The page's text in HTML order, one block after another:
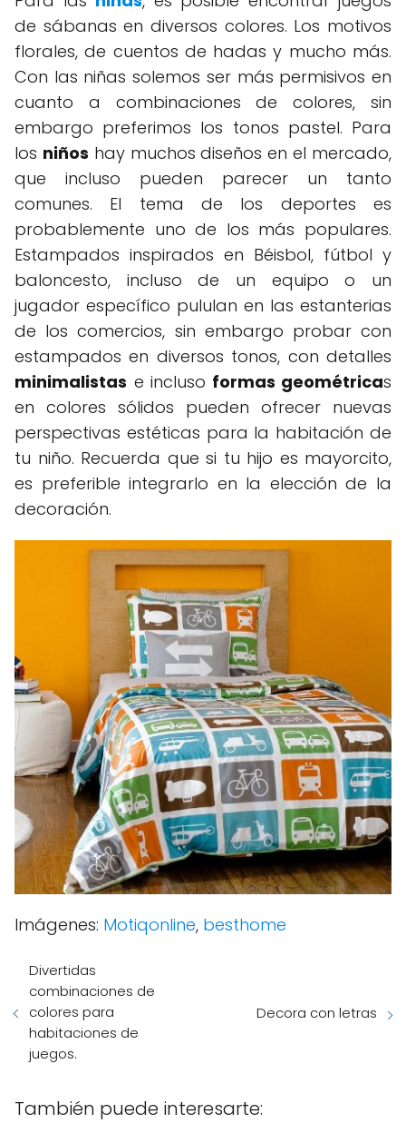
de sábanas en diversos colores. Los motivos
florales, de cuentos de hadas y mucho más.
Con las niñas solemos ser más permisivos en
cuanto a combinaciones de colores, sin
embargo preferimos los tonos pastel. Para
los niños hay muchos diseños en el mercado,
que incluso pueden parecer un tanto
comunes. El tema de los deportes es
probablemente uno de los más populares.
Estampados inspirados en Béisbol, fútbol y
baloncesto, incluso de un equipo o un
jugador específico pululan en las estanterias
de los comercios, sin embargo probar con
estampados en diversos tonos, con detalles
minimalistas e incluso formas geométricas
en colores sólidos pueden ofrecer nuevas
perspectivas estéticas para la habitación de
tu niño. Recuerda que si tu hijo es mayorcito,
es preferible integrarlo en la elección de la
decoración.
Imágenes: Motiqonline, besthome
Divertidas
combinaciones de
colores para
habitaciones de
juegos.
Decora con letras
También puede interesarte: